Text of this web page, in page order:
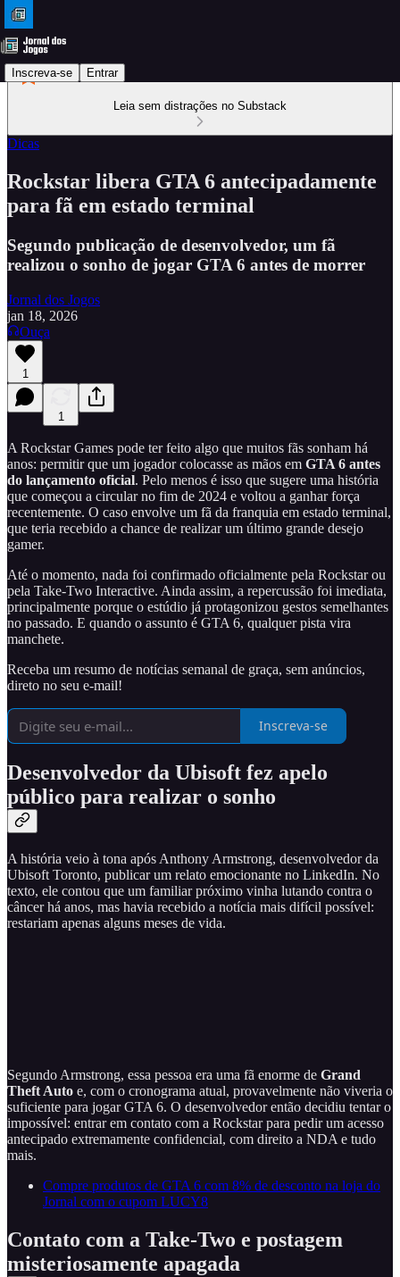
Inscreva-se Entrar
Leia sem distrações no Substack
Dicas
Rockstar libera GTA 6 antecipadamente
para fã em estado terminal
Segundo publicação de desenvolvedor, um fã
realizou o sonho de jogar GTA 6 antes de morrer
Jornal dos Jogos
jan 18, 2026
Ouça
1
1
A Rockstar Games pode ter feito algo que muitos fãs sonham há
anos: permitir que um jogador colocasse as mãos em GTA 6 antes
do lançamento oficial. Pelo menos é isso que sugere uma história
que começou a circular no fim de 2024 e voltou a ganhar força
recentemente. O caso envolve um fã da franquia em estado terminal,
que teria recebido a chance de realizar um último grande desejo
gamer.
Até o momento, nada foi confirmado oficialmente pela Rockstar ou
pela Take-Two Interactive. Ainda assim, a repercussão foi imediata,
principalmente porque o estúdio já protagonizou gestos semelhantes
no passado. E quando o assunto é GTA 6, qualquer pista vira
manchete.
Receba um resumo de notícias semanal de graça, sem anúncios,
direto no seu e-mail!
Inscreva-se
Desenvolvedor da Ubisoft fez apelo
público para realizar o sonho
A história veio à tona após Anthony Armstrong, desenvolvedor da
Ubisoft Toronto, publicar um relato emocionante no LinkedIn. No
texto, ele contou que um familiar próximo vinha lutando contra o
câncer há anos, mas havia recebido a notícia mais difícil possível:
restariam apenas alguns meses de vida.
Segundo Armstrong, essa pessoa era uma fã enorme de Grand
Theft Auto e, com o cronograma atual, provavelmente não viveria o
suficiente para jogar GTA 6. O desenvolvedor então decidiu tentar o
impossível: entrar em contato com a Rockstar para pedir um acesso
antecipado extremamente confidencial, com direito a NDA e tudo
mais.
Compre produtos de GTA 6 com 8% de desconto na loja do
Jornal com o cupom LUCY8
Contato com a Take-Two e postagem
misteriosamente apagada